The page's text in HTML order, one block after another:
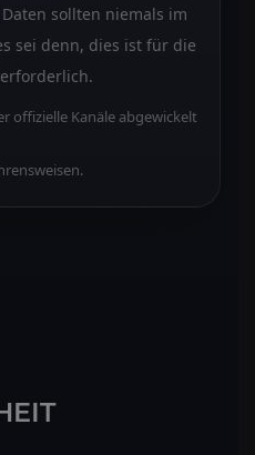
sollten niemals im
sei denn, dies ist für die
offizielle Kanäle abgewickelt